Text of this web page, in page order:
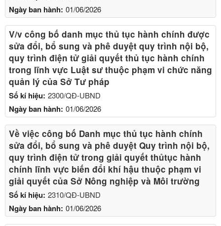
Ngày ban hành: 01/06/2026
Số kí hiệu: 2300/QĐ-UBND
Ngày ban hành: 01/06/2026
V/v công bố danh mục thủ tục hành chính được
sửa đổi, bổ sung và phê duyệt quy trình nội bộ,
quy trình điện tử giải quyết thủ tục hành chính
trong lĩnh vực Luật sư thuộc phạm vi chức năng
quản lý của Sở Tư pháp
Số kí hiệu: 2310/QĐ-UBND
Ngày ban hành: 01/06/2026
Về việc công bố Danh mục thủ tục hành chính
sửa đổi, bổ sung và phê duyệt Quy trình nội bộ,
quy trình điện tử trong giải quyết thủtục hành
chính lĩnh vực biến đổi khí hậu thuộc phạm vi
giải quyết của Sở Nông nghiệp và Môi trường